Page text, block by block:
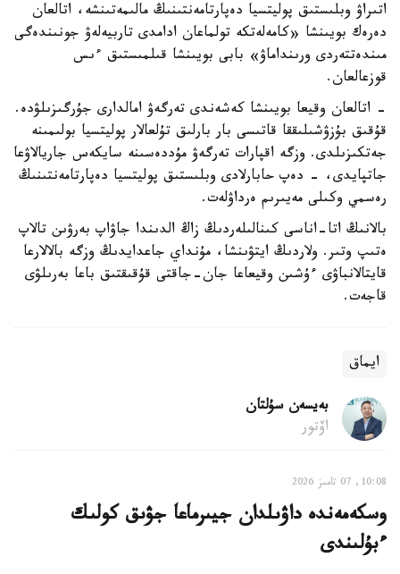
اتىراۋ وبلىستىق پوليتسيا دەپارتامەنتىنىڭ مالىمەتىنشە، اتالعان
دەرەك بويىنشا «كامەلەتكە تولماعان ادامدى تاربيەلەۋ جونىندەگى
مىندەتتەردى ورىنداماۋ» بابى بويىنشا قىلمىستىق ءىس
قوزعالعان.
- اتالعان وقيعا بويىنشا كەشەندى تەرگەۋ امالدارى جۇرگىزىلۋدە.
قۇقىق بۇزۋشىلىققا قاتىسى بار بارلىق تۇلعالار پوليتسيا بولىمىنە
جەتكىزىلدى. وزگە اقپارات تەرگەۋ مۇددەسىنە سايكەس جاريالاۋعا
جاتپايدى، - دەپ حابارلادى وبلىستىق پوليتسيا دەپارتامەنتىنىڭ
رەسمي وكىلى مەيىرىم ەرداۋلەت.
بالانىڭ اتا-اناسى كىنالىلەردىڭ زاڭ الدىندا جاۋاپ بەرۋىن تالاپ
ەتىپ وتىر. ولاردىڭ ايتۋىنشا، مۇنداي جاعدايدىڭ وزگە بالالارعا
قايتالانباۋى ءۇشىن وقيعاعا جان-جاقتى قۇقىقتىق باعا بەرىلۋى
قاجەت.
ايماق
بەيسەن سۇلتان
اۆتور
10:08, 07 تامىز 2026
وسكەمەندە داۋىلدان جيىرماعا جۋىق كولىك
ءبۇلىندى